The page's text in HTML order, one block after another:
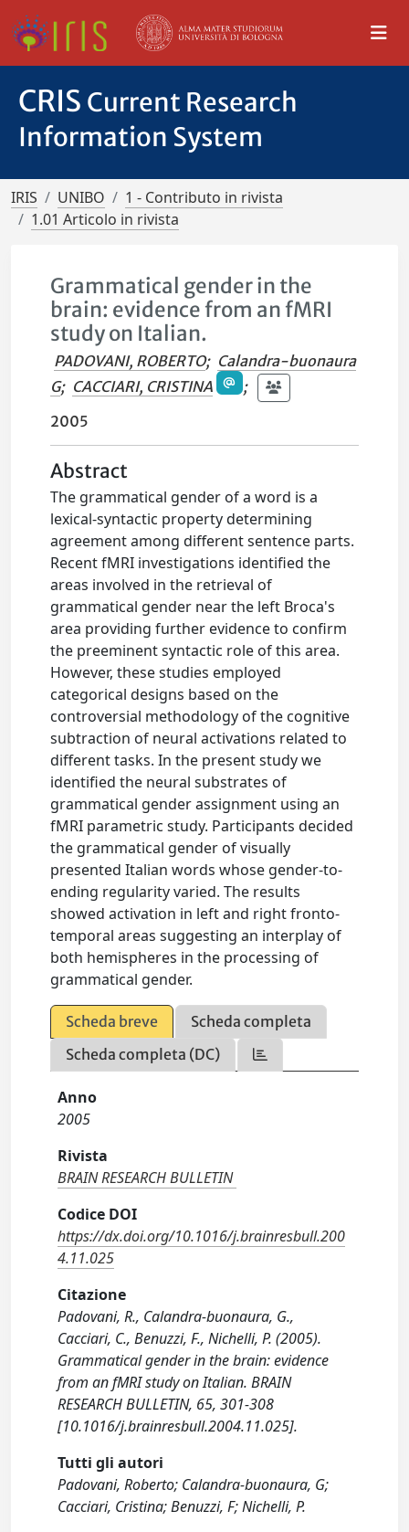
CRIS Current Research
Information System
IRIS UNIBO
1 - Contributo in rivista
1.01 Articolo in rivista
Grammatical gender in the
brain: evidence from an fMRI
study on Italian.
PADOVANI, ROBERTO; Calandra-buonaura
G; CACCIARI, CRISTINA
;
2005
Abstract
The grammatical gender of a word is a
lexical-syntactic property determining
agreement among different sentence parts.
Recent fMRI investigations identified the
areas involved in the retrieval of
grammatical gender near the left Broca's
area providing further evidence to confirm
the preeminent syntactic role of this area.
However, these studies employed
categorical designs based on the
controversial methodology of the cognitive
subtraction of neural activations related to
different tasks. In the present study we
identified the neural substrates of
grammatical gender assignment using an
fMRI parametric study. Participants decided
the grammatical gender of visually
presented Italian words whose gender-to-
ending regularity varied. The results
showed activation in left and right fronto-
temporal areas suggesting an interplay of
both hemispheres in the processing of
grammatical gender.
Scheda breve
Scheda completa
Scheda completa (DC)
Anno
2005
Rivista
BRAIN RESEARCH BULLETIN
Codice DOI
https://dx.doi.org/10.1016/j.brainresbull.200
4.11.025
Citazione
Padovani, R., Calandra-buonaura, G.,
Cacciari, C., Benuzzi, F., Nichelli, P. (2005).
Grammatical gender in the brain: evidence
from an fMRI study on Italian. BRAIN
RESEARCH BULLETIN, 65, 301-308
[10.1016/j.brainresbull.2004.11.025].
Tutti gli autori
Padovani, Roberto; Calandra-buonaura, G;
Cacciari, Cristina; Benuzzi, F; Nichelli, P.